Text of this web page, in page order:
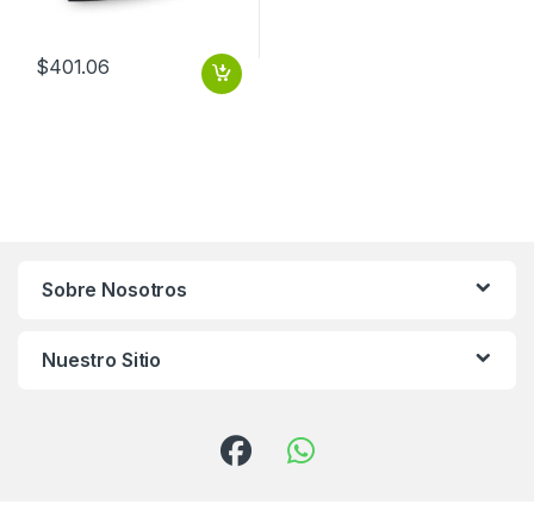
$401.06
Sobre Nosotros
Nuestro Sitio